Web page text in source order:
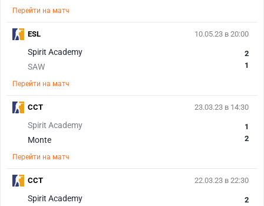
Перейти на матч
10.05.23 в 20:00
Spirit Academy
SAW
2
1
Перейти на матч
ESL
23.03.23 в 14:30
Spirit Academy
Monte
1
2
Перейти на матч
CCT
22.03.23 в 22:30
Spirit Academy
2
CCT